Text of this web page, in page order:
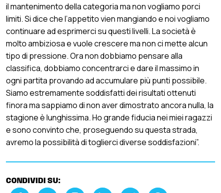
il mantenimento della categoria ma non vogliamo porci
limiti. Si dice che l’appetito vien mangiando e noi vogliamo
continuare ad esprimerci su questi livelli. La società è
molto ambiziosa e vuole crescere ma non ci mette alcun
tipo di pressione. Ora non dobbiamo pensare alla
classifica, dobbiamo concentrarci e dare il massimo in
ogni partita provando ad accumulare più punti possibile.
Siamo estremamente soddisfatti dei risultati ottenuti
finora ma sappiamo di non aver dimostrato ancora nulla, la
stagione è lunghissima. Ho grande fiducia nei miei ragazzi
e sono convinto che, proseguendo su questa strada,
avremo la possibilità di toglierci diverse soddisfazioni”.
CONDIVIDI SU: